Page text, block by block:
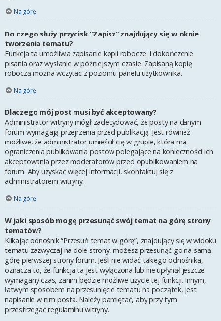
Na górę
Do czego służy przycisk “Zapisz” znajdujący się w oknie
tworzenia tematu?
Funkcja ta umożliwia zapisanie kopii roboczej i dokończenie
pisania oraz wysłanie w późniejszym czasie. Zapisaną kopię
roboczą można wczytać z poziomu panelu użytkownika.
Na górę
Dlaczego mój post musi być akceptowany?
Administrator witryny mógł zadecydować, że posty na danym
forum wymagają przejrzenia przed publikacją. Jest również
możliwe, że administrator umieścił cię w grupie, która ma
ograniczenia publikowania postów polegające na konieczności ich
akceptowania przez moderatorów przed opublikowaniem na
forum. Aby uzyskać więcej informacji, skontaktuj się z
administratorem witryny.
Na górę
W jaki sposób mogę przesunąć swój temat na górę strony
tematów?
Klikając odnośnik “Przesuń temat w górę”, znajdujący się w widoku
tematu zazwyczaj na dole strony, możesz przesunąć go na samą
górę pierwszej strony forum. Jeśli nie widać takiego odnośnika,
oznacza to, że funkcja ta jest wyłączona lub nie upłynął jeszcze
wymagany czas, zanim będzie możliwe użycie tej funkcji. Innym,
łatwym sposobem na przesunięcie tematu na początek, jest
napisanie w nim posta. Należy pamiętać, aby przy tym
przestrzegać regulaminu witryny.